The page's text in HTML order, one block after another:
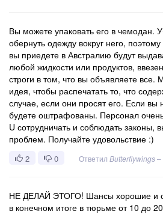
Вы можете упаковать его в чемодан.
обернуть одежду вокруг него,
вы приедете в Австралию будут
любой жидкости или продуктов,
строги в том, что вы объявляете все.
идея, чтобы распечатать то, что
случае, если они просят его. Если вы
будете оштрафованы. Персонал
U сотрудничать и соблюдать законы,
проблем. Получайте удовольствие :)
2 0 Ответил Butterflywings–
НЕ ДЕЛАЙ ЭТОГО! Шансы хорошие и
в конечном итоге в тюрьме от 10 до